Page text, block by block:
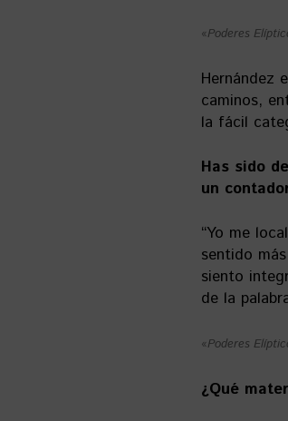
«Poderes
Hernández
caminos,
la fácil
Has sido
un
“Yo me
sentido
siento
de la
«Poderes
¿Qué